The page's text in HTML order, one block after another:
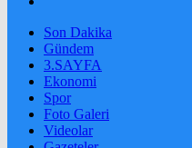
Son Dakika
Gündem
3.SAYFA
Ekonomi
Spor
Foto Galeri
Videolar